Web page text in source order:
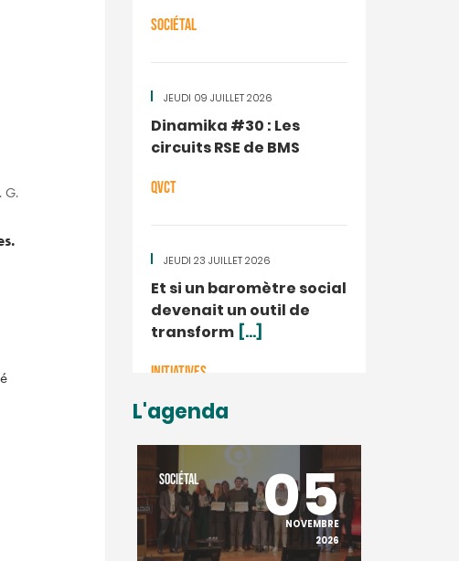
G.
SOCIÉTAL
JEUDI 09 JUILLET 2026
Dinamika #30 : Les
circuits RSE de BMS
QVCT
JEUDI 23 JUILLET 2026
Et si un baromètre social
devenait un outil de
transform [...]
INITIATIVES
L'agenda
SOCIÉTAL 05
NOVEMBRE
2026